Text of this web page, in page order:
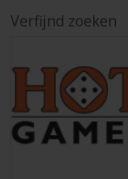
Verfijnd zoeken